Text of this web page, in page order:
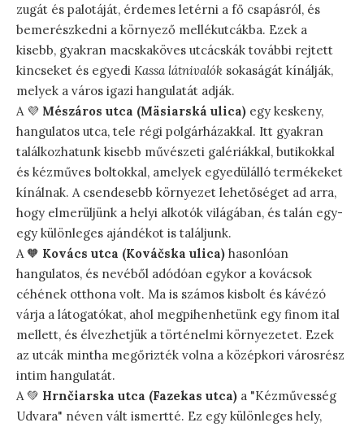
zugát és palotáját, érdemes letérni a fő csapásról, és
bemerészkedni a környező mellékutcákba. Ezek a
kisebb, gyakran macskaköves utcácskák további rejtett
kincseket és egyedi Kassa látnivalók sokaságát kínálják,
melyek a város igazi hangulatát adják.
A 💜 Mészáros utca (Mäsiarská ulica) egy keskeny,
hangulatos utca, tele régi polgárházakkal. Itt gyakran
találkozhatunk kisebb művészeti galériákkal, butikokkal
és kézműves boltokkal, amelyek egyedülálló termékeket
kínálnak. A csendesebb környezet lehetőséget ad arra,
hogy elmerüljünk a helyi alkotók világában, és talán egy-
egy különleges ajándékot is találjunk.
A 🧡 Kovács utca (Kováčska ulica) hasonlóan
hangulatos, és nevéből adódóan egykor a kovácsok
céhének otthona volt. Ma is számos kisbolt és kávézó
várja a látogatókat, ahol megpihenhetünk egy finom ital
mellett, és élvezhetjük a történelmi környezetet. Ezek
az utcák mintha megőrizték volna a középkori városrész
intim hangulatát.
A 💚 Hrnčiarska utca (Fazekas utca) a "Kézművesség
Udvara" néven vált ismertté. Ez egy különleges hely,